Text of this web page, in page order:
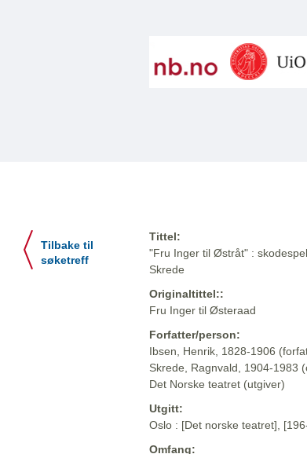
Tilbake til
søketreff
Tittel:
"Fru Inger til Østråt" :
Skrede
Originaltittel::
Fru Inger til Østeraad
Forfatter/person:
Ibsen, Henrik, 1828-1906
Skrede, Ragnvald, 1904-1983
Det Norske teatret (utgiver)
Utgitt:
Oslo : [Det norske teatret],
Omfang: